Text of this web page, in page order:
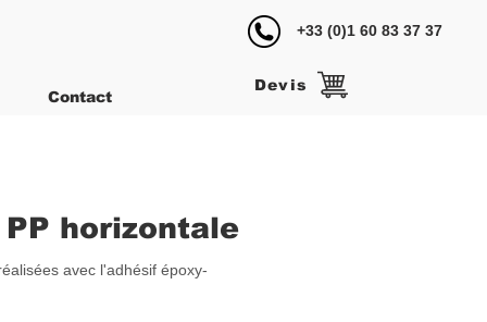
+33 (0)1 60 83 37 37
Devis
Contact
horizontale
avec l'adhésif époxy-